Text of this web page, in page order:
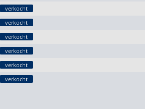
verkocht
verkocht
verkocht
verkocht
verkocht
verkocht